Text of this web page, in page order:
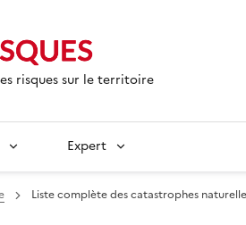
risques sur le territoire
Expert
Liste complète des catastrophes